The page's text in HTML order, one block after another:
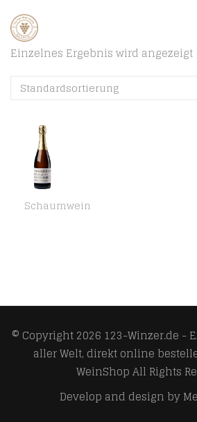
Einzelnes Ergebnis wird angezeigt
Standardsortierung
Schaumwein
© Copyright 2026 123-Winzer.de -
aller Welt, direkt online
WeinShopAll Rights
Develop and design by